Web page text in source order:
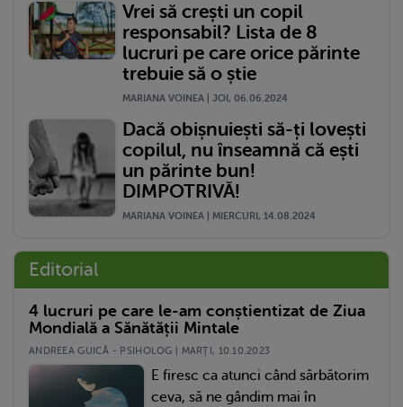
Vrei să crești un copil
responsabil? Lista de 8
lucruri pe care orice părinte
trebuie să o știe
MARIANA VOINEA | JOI, 06.06.2024
Dacă obișnuiești să-ți lovești
copilul, nu înseamnă că ești
un părinte bun!
DIMPOTRIVĂ!
MARIANA VOINEA | MIERCURI, 14.08.2024
Editorial
4 lucruri pe care le-am conștientizat de Ziua
Mondială a Sănătății Mintale
ANDREEA GUICĂ - PSIHOLOG | MARŢI, 10.10.2023
E firesc ca atunci când sărbătorim
ceva, să ne gândim mai în